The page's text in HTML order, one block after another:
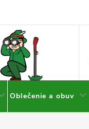
Oblečenie a obuv